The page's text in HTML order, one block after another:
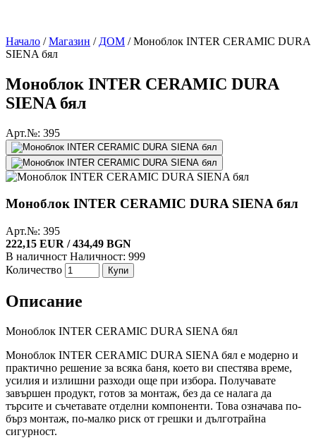
Начало / Магазин / ДОМ / Моноблок INTER CERAMIC DURA
SIENA бял
Моноблок INTER CERAMIC DURA
SIENA бял
Арт.№: 395
Моноблок INTER CERAMIC DURA SIENA бял
Арт.№: 395
222,15 EUR / 434,49 BGN
В наличност Наличност: 999
Количество
Купи
Описание
Моноблок INTER CERAMIC DURA SIENA бял
Моноблок INTER CERAMIC DURA SIENA бял е модерно и
практично решение за всяка баня, което ви спестява време,
усилия и излишни разходи още при избора. Получавате
завършен продукт, готов за монтаж, без да се налага да
търсите и съчетавате отделни компоненти. Това означава по-
бърз монтаж, по-малко риск от грешки и дълготрайна
сигурност.